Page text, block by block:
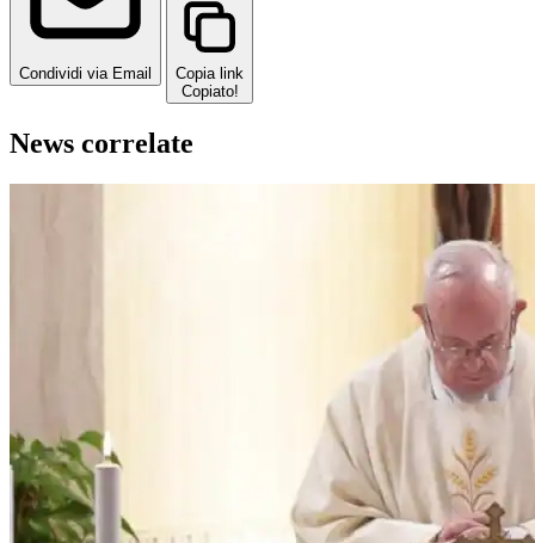
Condividi via Email
Copia link
Copiato!
News correlate